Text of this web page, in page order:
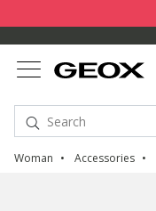
Woman Accessories